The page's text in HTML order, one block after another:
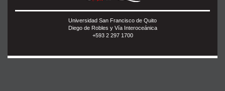
Universidad San Francisco de Quito
Diego de Robles y Vía Interoceánica
+593 2 297 1700